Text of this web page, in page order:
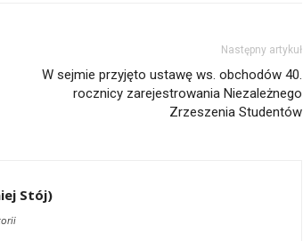
Następny artykuł
W sejmie przyjęto ustawę ws. obchodów 40.
rocznicy zarejestrowania Niezależnego
Zrzeszenia Studentów
Stój)